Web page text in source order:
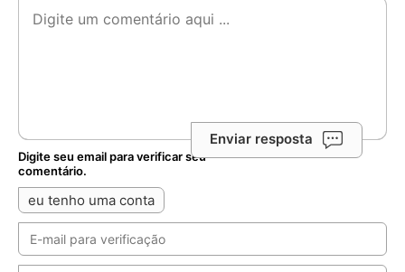
Notícias Relacionadas